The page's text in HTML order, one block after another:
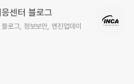
센터 블로그
로그, 정보보안, 엔진업데이